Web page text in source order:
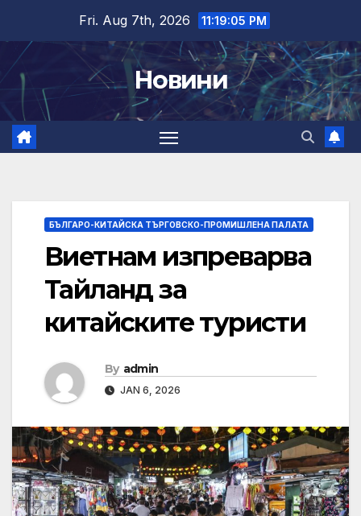
content
Fri. Aug 7th, 2026 11:19:06 PM
Новини
БЪЛГАРО-КИТАЙСКА ТЪРГОВСКО-ПРОМИШЛЕНА ПАЛАТА
Виетнам изпреварва
Тайланд за
китайските туристи
By admin
JAN 6, 2026